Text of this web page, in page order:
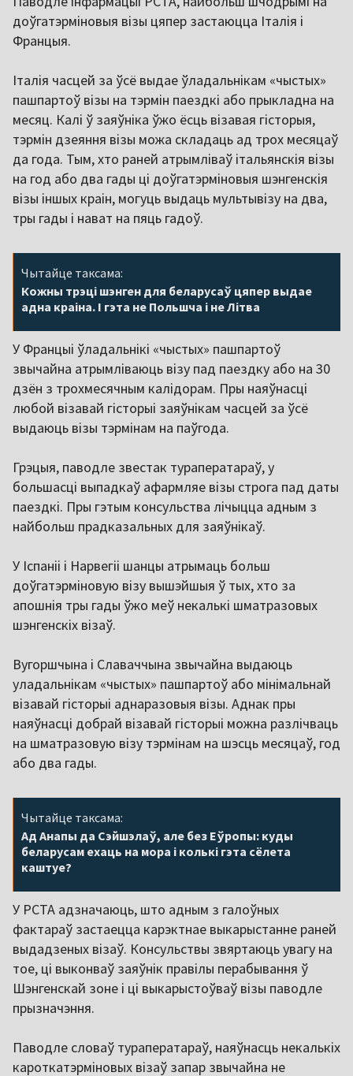
доўгатэрміновыя візы цяпер застаюцца Італія і
Францыя.
Італія часцей за ўсё выдае ўладальнікам «чыстых»
пашпартоў візы на тэрмін паездкі або прыкладна на
месяц. Калі ў заяўніка ўжо ёсць візавая гісторыя,
тэрмін дзеяння візы можа складаць ад трох месяцаў
да года. Тым, хто раней атрымліваў італьянскія візы
на год або два гады ці доўгатэрміновыя шэнгенскія
візы іншых краін, могуць выдаць мультывізу на два,
тры гады і нават на пяць гадоў.
Чытайце таксама:
Кожны трэці шэнген для беларусаў цяпер выдае
адна краіна. І гэта не Польшча і не Літва
У Францыі ўладальнікі «чыстых» пашпартоў
звычайна атрымліваюць візу пад паездку або на 30
дзён з трохмесячным калідорам. Пры наяўнасці
любой візавай гісторыі заяўнікам часцей за ўсё
выдаюць візы тэрмінам на паўгода.
Грэцыя, паводле звестак тураператараў, у
большасці выпадкаў афармляе візы строга пад даты
паездкі. Пры гэтым консульства лічыцца адным з
найбольш прадказальных для заяўнікаў.
У Іспаніі і Нарвегіі шанцы атрымаць больш
доўгатэрміновую візу вышэйшыя ў тых, хто за
апошнія тры гады ўжо меў некалькі шматразовых
шэнгенскіх візаў.
Вугоршчына і Славаччына звычайна выдаюць
уладальнікам «чыстых» пашпартоў або мінімальнай
візавай гісторыі аднаразовыя візы. Аднак пры
наяўнасці добрай візавай гісторыі можна разлічваць
на шматразовую візу тэрмінам на шэсць месяцаў, год
або два гады.
Чытайце таксама:
Ад Анапы да Сэйшэлаў, але без Еўропы: куды
беларусам ехаць на мора і колькі гэта сёлета
каштуе?
У РСТА адзначаюць, што адным з галоўных
фактараў застаецца карэктнае выкарыстанне раней
выдадзеных візаў. Консульствы звяртаюць увагу на
тое, ці выконваў заяўнік правілы перабывання ў
Шэнгенскай зоне і ці выкарыстоўваў візы паводле
прызначэння.
Паводле словаў тураператараў, наяўнасць некалькіх
кароткатэрміновых візаў запар звычайна не